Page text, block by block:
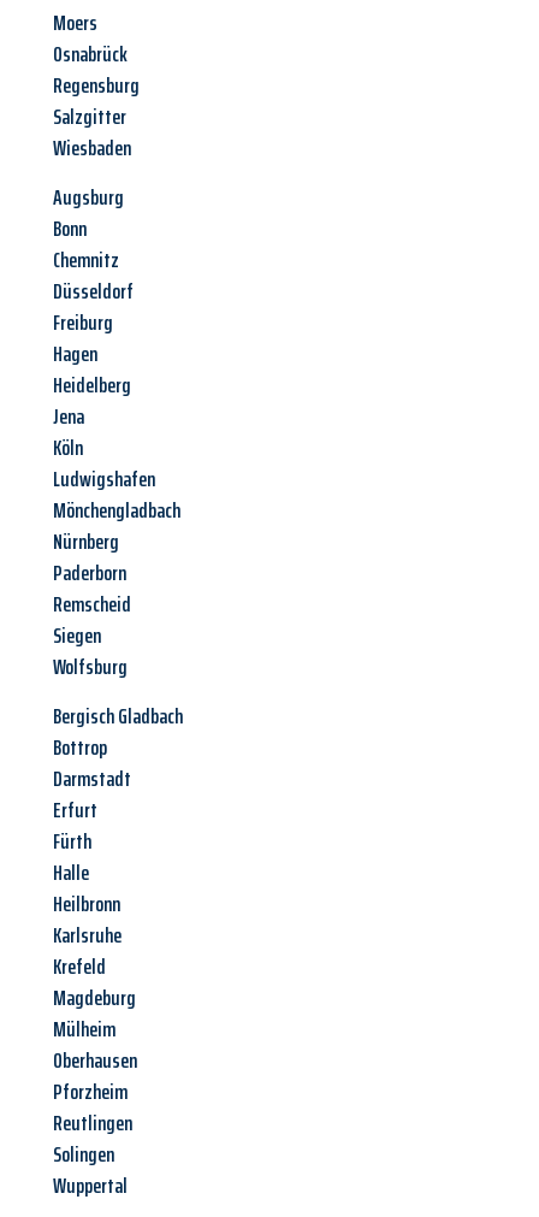
Moers
Osnabrück
Regensburg
Salzgitter
Wiesbaden
Augsburg
Bonn
Chemnitz
Düsseldorf
Freiburg
Hagen
Heidelberg
Jena
Köln
Ludwigshafen
Mönchengladbach
Nürnberg
Paderborn
Remscheid
Siegen
Wolfsburg
Bergisch Gladbach
Bottrop
Darmstadt
Erfurt
Fürth
Halle
Heilbronn
Karlsruhe
Krefeld
Magdeburg
Mülheim
Oberhausen
Pforzheim
Reutlingen
Solingen
Wuppertal